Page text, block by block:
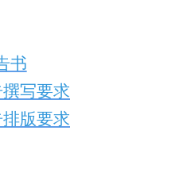
书
写要求
版要求